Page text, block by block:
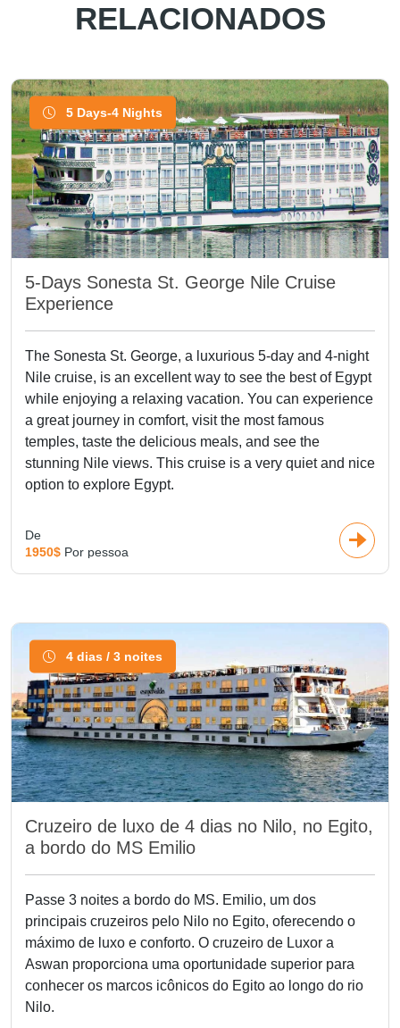
RELACIONADOS
5 Days-4 Nights
5-Days Sonesta St. George Nile Cruise
Experience
The Sonesta St. George, a luxurious 5-day and 4-night
Nile cruise, is an excellent way to see the best of Egypt
while enjoying a relaxing vacation. You can experience
a great journey in comfort, visit the most famous
temples, taste the delicious meals, and see the
stunning Nile views. This cruise is a very quiet and nice
option to explore Egypt.
De
1950$ Por pessoa
4 dias / 3 noites
Cruzeiro de luxo de 4 dias no Nilo, no Egito,
a bordo do MS Emilio
Passe 3 noites a bordo do MS. Emilio, um dos
principais cruzeiros pelo Nilo no Egito, oferecendo o
máximo de luxo e conforto. O cruzeiro de Luxor a
Aswan proporciona uma oportunidade superior para
conhecer os marcos icônicos do Egito ao longo do rio
Nilo.